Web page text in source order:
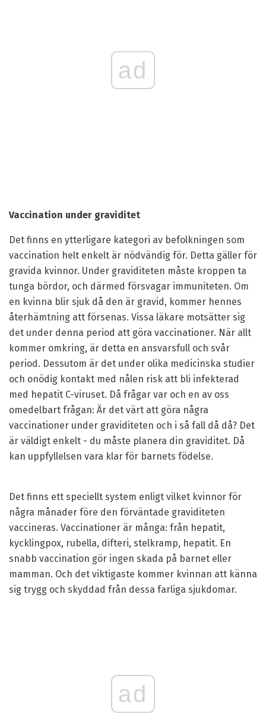
ad
Vaccination under graviditet
Det finns en ytterligare kategori av befolkningen som
vaccination helt enkelt är nödvändig för. Detta gäller för
gravida kvinnor. Under graviditeten måste kroppen ta
tunga bördor, och därmed försvagar immuniteten. Om
en kvinna blir sjuk då den är gravid, kommer hennes
återhämtning att försenas. Vissa läkare motsätter sig
det under denna period att göra vaccinationer. När allt
kommer omkring, är detta en ansvarsfull och svår
period. Dessutom är det under olika medicinska studier
och onödig kontakt med nålen risk att bli infekterad
med hepatit C-viruset. Då frågar var och en av oss
omedelbart frågan: Är det värt att göra några
vaccinationer under graviditeten och i så fall då då? Det
är väldigt enkelt - du måste planera din graviditet. Då
kan uppfyllelsen vara klar för barnets födelse.
Det finns ett speciellt system enligt vilket kvinnor för
några månader före den förväntade graviditeten
vaccineras. Vaccinationer är många: från hepatit,
kycklingpox, rubella, difteri, stelkramp, hepatit. En
snabb vaccination gör ingen skada på barnet eller
mamman. Och det viktigaste kommer kvinnan att känna
sig trygg och skyddad från dessa farliga sjukdomar.
ad